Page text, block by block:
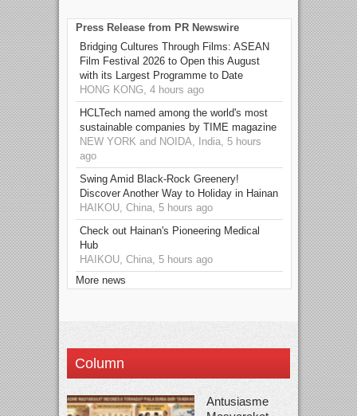
Press Release from PR Newswire
Bridging Cultures Through Films: ASEAN
Film Festival 2026 to Open this August
with its Largest Programme to Date
HONG KONG, 4 hours ago
HCLTech named among the world's most
sustainable companies by TIME magazine
NEW YORK and NOIDA, India, 5 hours
ago
Swing Amid Black‑Rock Greenery!
Discover Another Way to Holiday in Hainan
HAIKOU, China, 5 hours ago
Check out Hainan's Pioneering Medical
Hub
HAIKOU, China, 5 hours ago
More news
Column
Antusiasme